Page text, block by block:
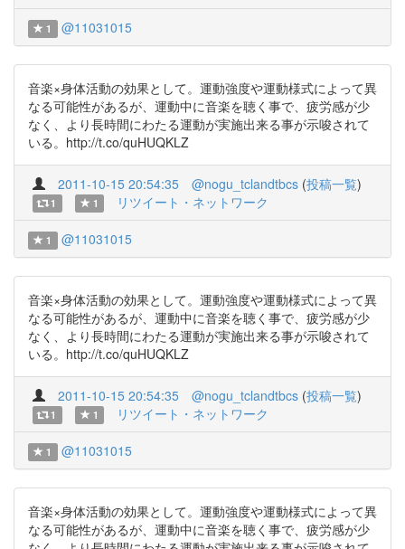
1 @11031015
音楽×身体活動の効果として。運動強度や運動様式によって異
なる可能性があるが、運動中に音楽を聴く事で、疲労感が少
なく、より長時間にわたる運動が実施出来る事が示唆されて
いる。http://t.co/quHUQKLZ
2011-10-15 20:54:35 @nogu_tclandtbcs (投稿一覧)
1 1 リツイート・ネットワーク
1 @11031015
音楽×身体活動の効果として。運動強度や運動様式によって異
なる可能性があるが、運動中に音楽を聴く事で、疲労感が少
なく、より長時間にわたる運動が実施出来る事が示唆されて
いる。http://t.co/quHUQKLZ
2011-10-15 20:54:35 @nogu_tclandtbcs (投稿一覧)
1 1 リツイート・ネットワーク
1 @11031015
音楽×身体活動の効果として。運動強度や運動様式によって異
なる可能性があるが、運動中に音楽を聴く事で、疲労感が少